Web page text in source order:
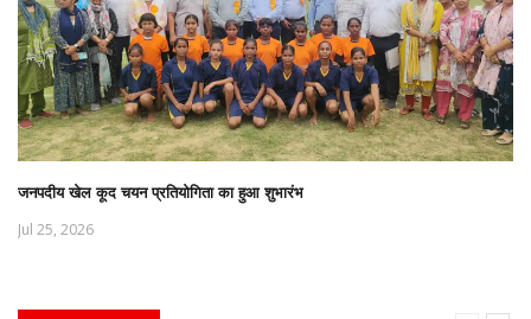
जनपदीय खेल कूद चयन प्रतियोगिता का हुआ शुभारंभ
Jul 25, 2026